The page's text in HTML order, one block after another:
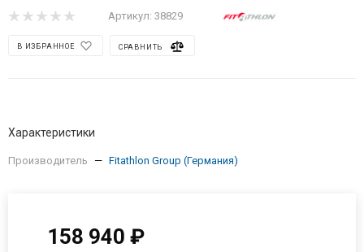
Артикул: 38829
В ИЗБРАННОЕ СРАВНИТЬ
Характеристики
Производитель — Fitathlon Group (Германия)
158 940 ₽